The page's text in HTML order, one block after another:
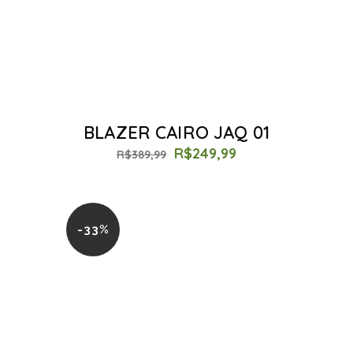
BLAZER CAIRO JAQ 01
R$389,99 R$249,99
-33%